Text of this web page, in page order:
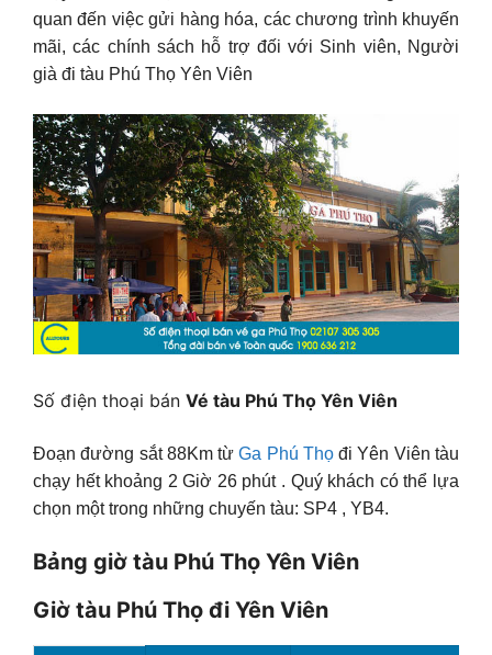
quan đến việc gửi hàng hóa, các chương trình khuyến
mãi, các chính sách hỗ trợ đối với Sinh viên, Người
già đi tàu Phú Thọ Yên Viên
Số điện thoại bán Vé tàu Phú Thọ Yên Viên
Đoạn đường sắt 88Km từGa Phú Thọđi Yên Viên tàu
chạy hết khoảng 2 Giờ 26 phút . Quý khách có thể lựa
chọn một trong những chuyến tàu: SP4 , YB4.
Bảng giờ tàu Phú Thọ Yên Viên
Giờ tàu Phú Thọ đi Yên Viên